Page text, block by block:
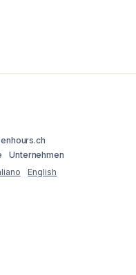
Unternehmen
English